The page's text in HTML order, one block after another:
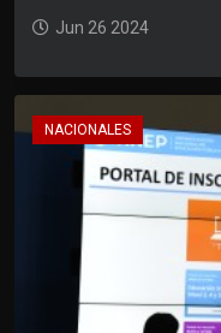
Jun 26 2024
NACIONALES